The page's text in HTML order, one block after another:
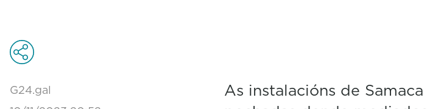
G24.gal
As instalacións de